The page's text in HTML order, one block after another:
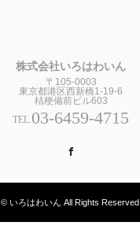
株式会社いろはわいん
〒105-0003
東京都港区西新橋1-19-6
桔梗備前ビル603
TEL.03-6459-4715
© いろはわいん All Rights Reserved.